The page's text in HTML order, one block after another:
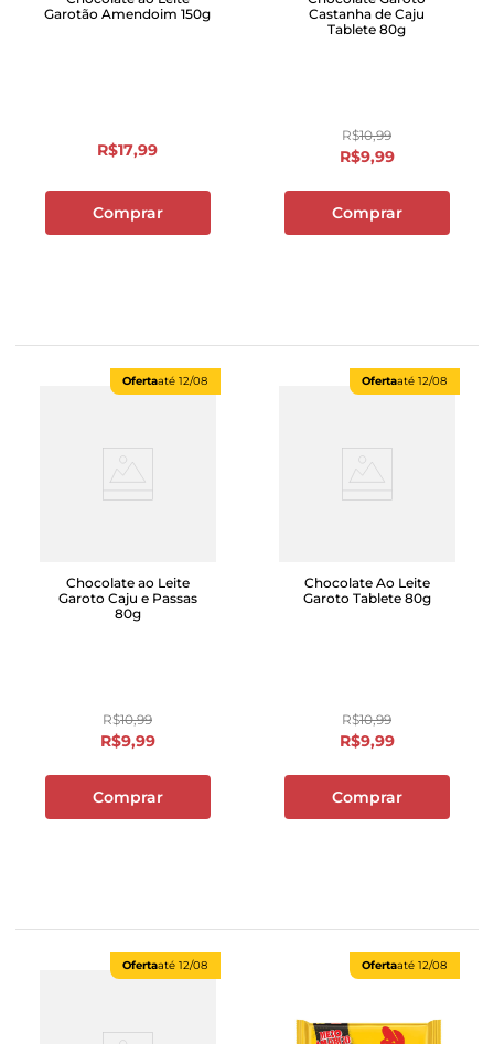
Garotão Amendoim 150g
R$17,99
Comprar
Castanha de Caju
Tablete 80g
R$10,99
R$9,99
Comprar
Ofertaaté 12/08
Chocolate ao Leite
Garoto Caju e Passas
80g
R$10,99
R$9,99
Comprar
Ofertaaté 12/08
Chocolate Ao Leite
Garoto Tablete 80g
R$10,99
R$9,99
Comprar
Ofertaaté 12/08 Ofertaaté 12/08